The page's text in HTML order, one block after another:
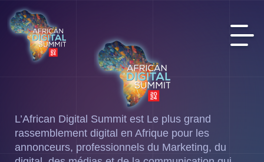
L’African Digital Summit est Le plus grand
rassemblement digital en Afrique pour les
annonceurs, professionnels du Marketing, du